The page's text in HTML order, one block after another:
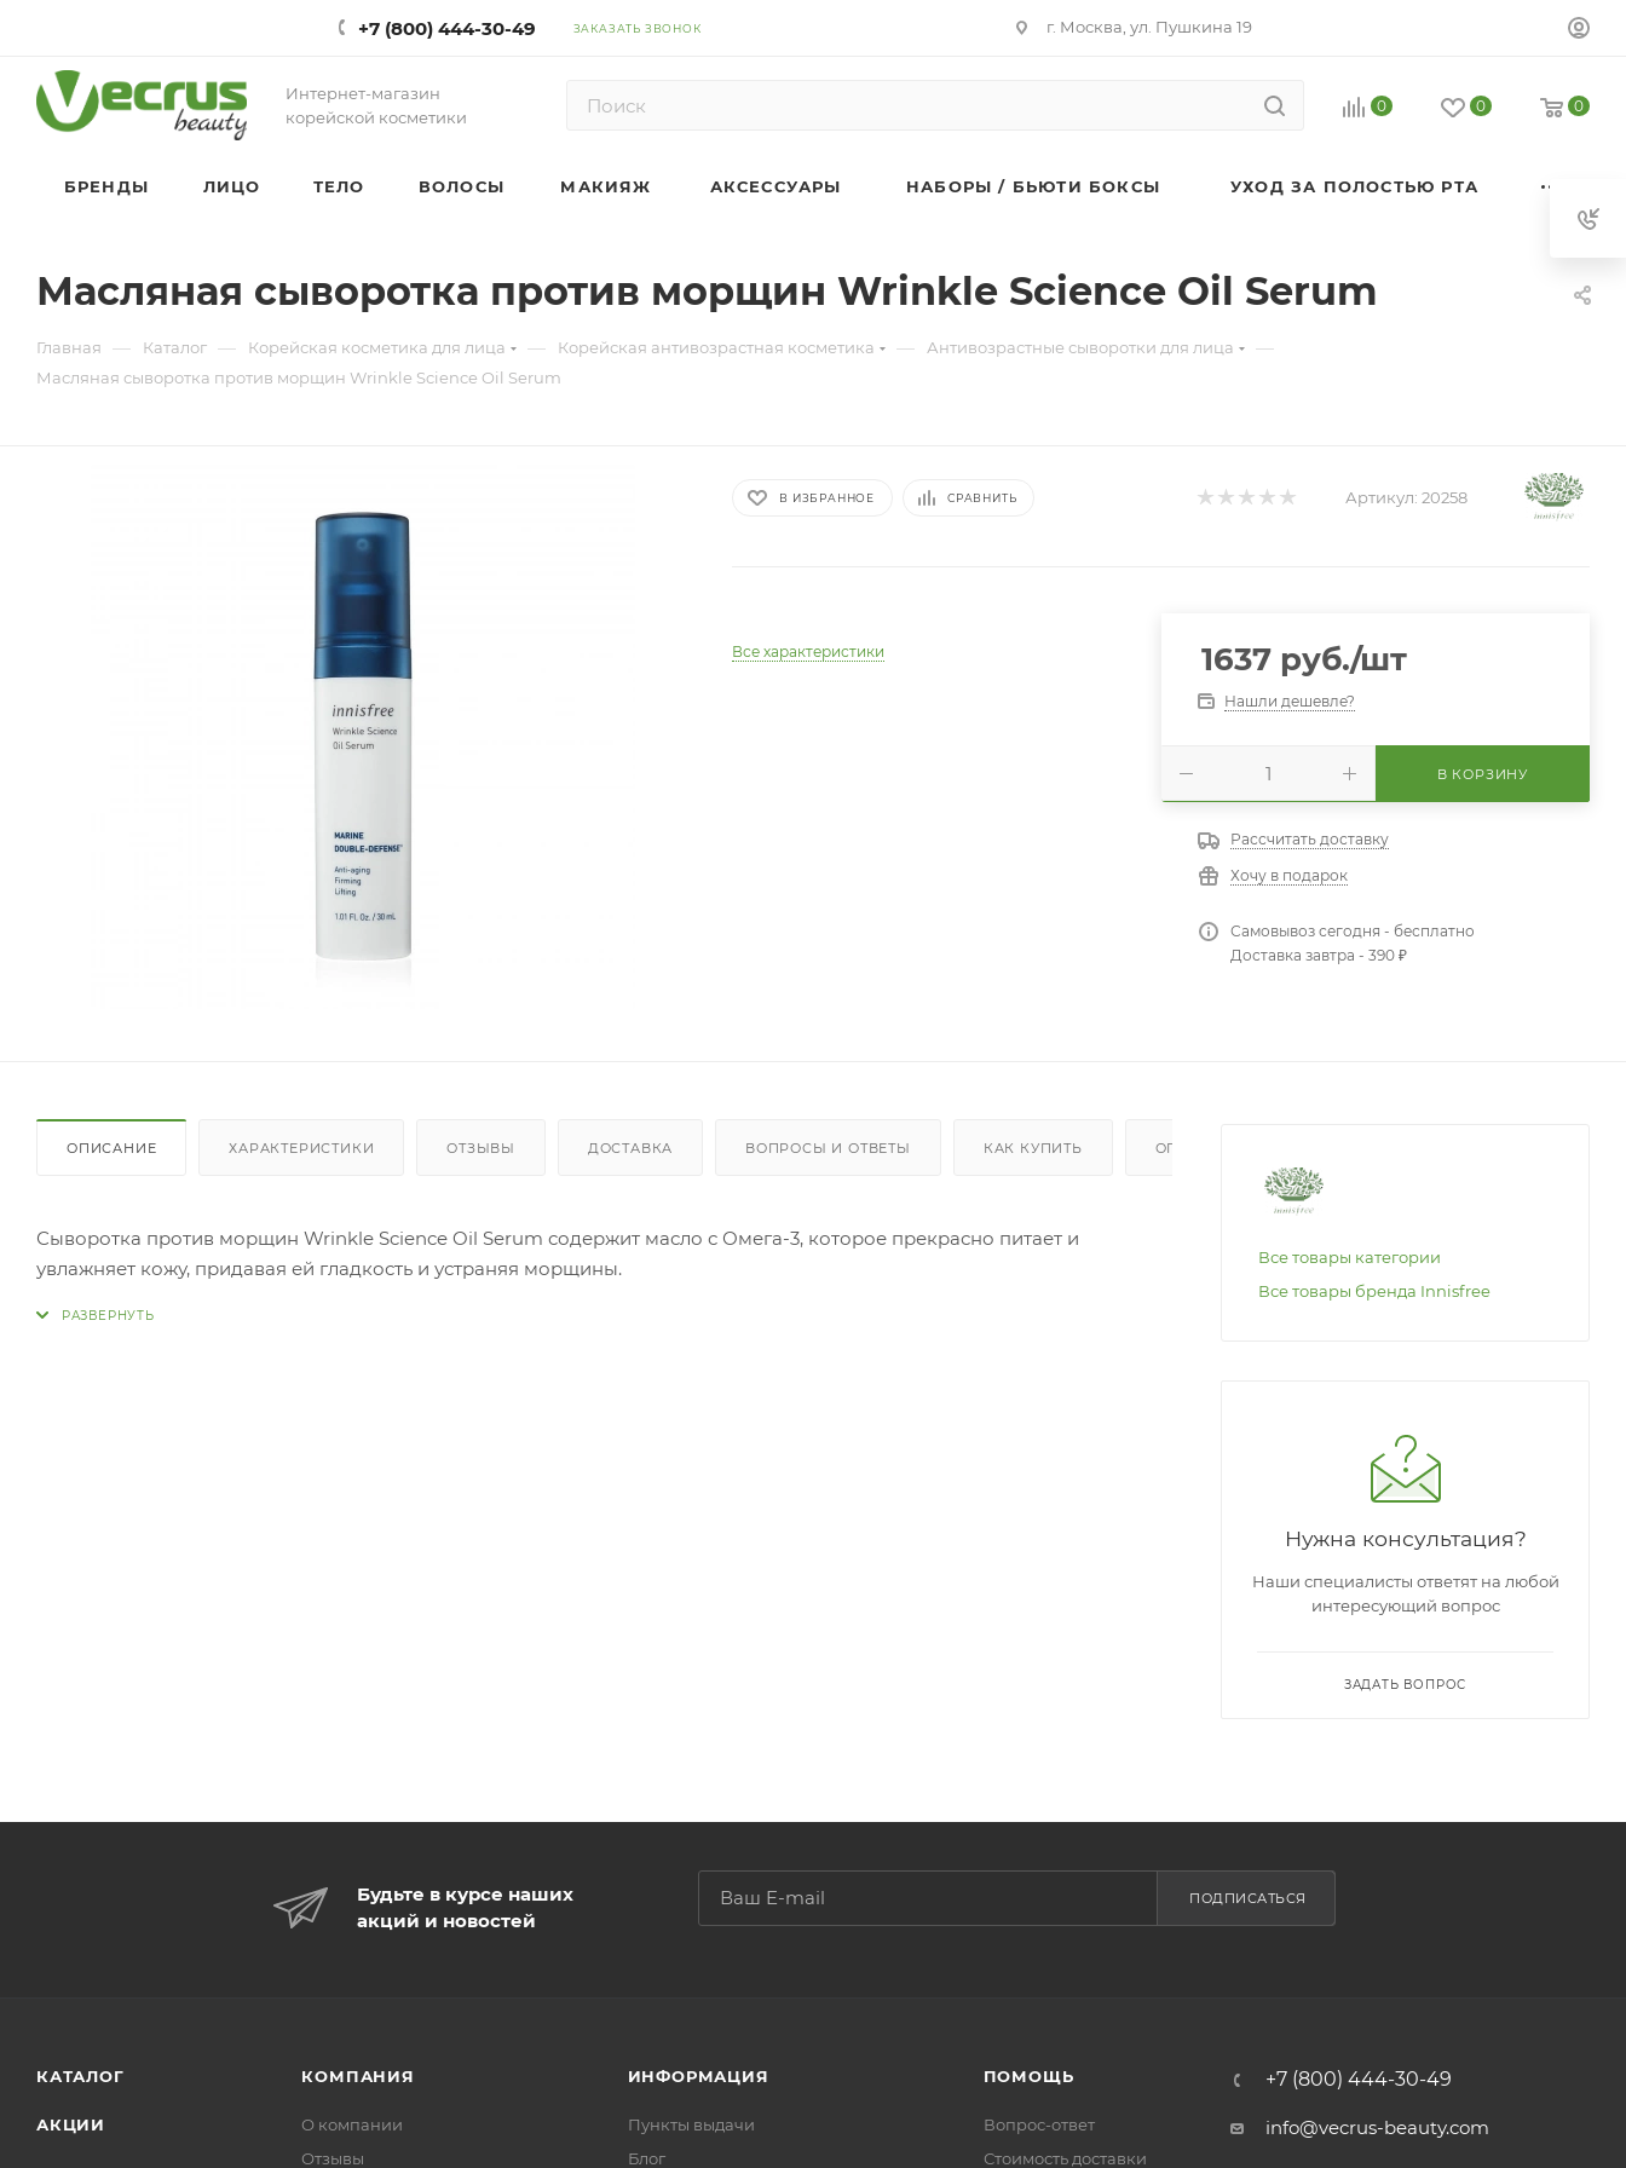
+7 (800) 444-30-49 ЗАКАЗАТЬ ЗВОНОК г. Москва, ул. Пушкина 19
Интернет-магазин
корейской косметики
0 0 0
БРЕНДЫ ЛИЦО ТЕЛО ВОЛОСЫ МАКИЯЖ АКСЕССУАРЫ НАБОРЫ / БЬЮТИ БОКСЫ УХОД ЗА ПОЛОСТЬЮ РТА
Масляная сыворотка против морщин Wrinkle Science Oil Serum
Главная — Каталог — Корейская косметика для лица — Корейская антивозрастная косметика — Антивозрастные сыворотки для лица —
Масляная сыворотка против морщин Wrinkle Science Oil Serum
В ИЗБРАННОЕ СРАВНИТЬ Артикул: 20258
Все характеристики 1637руб./шт
Нашли дешевле?
В КОРЗИНУ
Рассчитать доставку
Хочу в подарок
Самовывоз сегодня - бесплатно
Доставка завтра - 390 ₽
ОПИСАНИЕ ХАРАКТЕРИСТИКИ ОТЗЫВЫ ДОСТАВКА ВОПРОСЫ И ОТВЕТЫ КАК КУПИТЬ ОПЛАТА
Сыворотка против морщин Wrinkle Science Oil Serum содержит масло с Омега-3, которое прекрасно питает и
увлажняет кожу, придавая ей гладкость и устраняя морщины.
Все товары категории
Все товары бренда Innisfree
Нужна консультация?
Наши специалисты ответят на любой
интересующий вопрос
ЗАДАТЬ ВОПРОС
Будьте в курсе наших
акций и новостей
ПОДПИСАТЬСЯ
КАТАЛОГ
АКЦИИ
КОМПАНИЯ
О компании
Отзывы
ИНФОРМАЦИЯ
Пункты выдачи
Блог
ПОМОЩЬ
Вопрос-ответ
Стоимость доставки
+7 (800) 444-30-49
info@vecrus-beauty.com